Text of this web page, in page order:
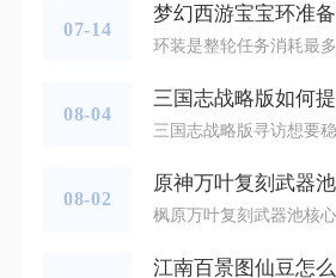
07-14
梦幻西游宝宝环准
08-04
三国志战略版如何
08-02
原神万叶复刻武器
江南百景图仙豆怎